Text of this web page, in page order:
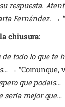
respuesta.
Fernández. →
chiusura:
todo lo que te
→ “Comunque,
que podáis…
sería mejor que…